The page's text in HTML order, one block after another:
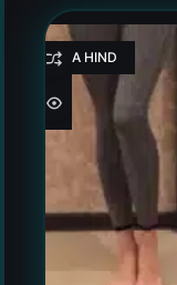
HEA HIND